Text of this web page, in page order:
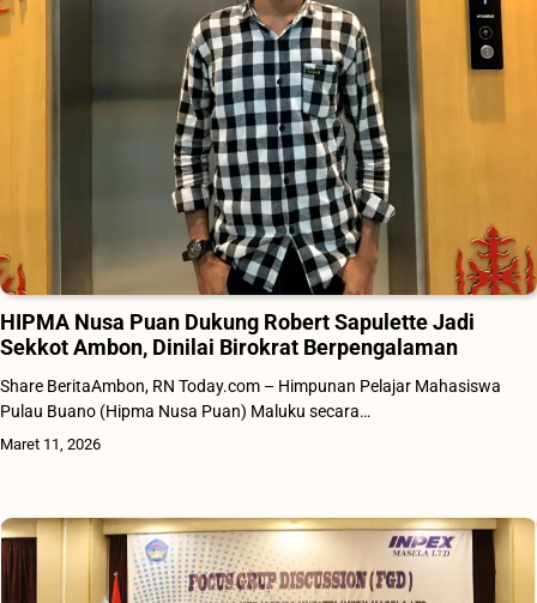
HIPMA Nusa Puan Dukung Robert Sapulette Jadi
Sekkot Ambon, Dinilai Birokrat Berpengalaman
Share BeritaAmbon, RN Today.com – Himpunan Pelajar Mahasiswa
Pulau Buano (Hipma Nusa Puan) Maluku secara…
Maret 11, 2026